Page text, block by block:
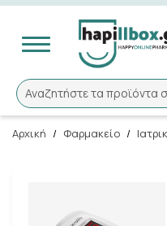
Αναζητήστε τα προϊόντα
Αναζήτηση
Αρχική / Φαρμακείο /